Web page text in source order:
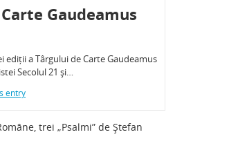
Gaudeamus
ediții a Târgului de Carte Gaudeamus
Secolul 21 și…
entry
trei „Psalmi” de Ștefan